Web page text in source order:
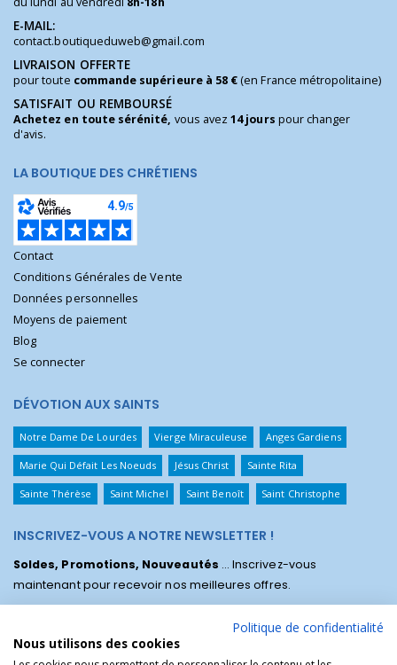
E-MAIL:
contact.boutiqueduweb@gmail.com
LIVRAISON OFFERTE
pour toute commande supérieure à 58 €(en France métropolitaine)
SATISFAIT OU REMBOURSÉ
Achetez en toute sérénité, vous avez14 jours pour changer
d'avis.
LA BOUTIQUE DES CHRÉTIENS
Contact
Conditions Générales de Vente
Données personnelles
Moyens de paiement
Blog
Se connecter
DÉVOTION AUX SAINTS
Notre Dame De Lourdes Vierge Miraculeuse Anges Gardiens
Marie Qui Défait Les Noeuds Jésus Christ Sainte Rita
Sainte Thérèse Saint Michel Saint Benoît Saint Christophe
INSCRIVEZ-VOUS A NOTRE NEWSLETTER !
Soldes, Promotions, Nouveautés ... Inscrivez-vous
maintenant pour recevoir nos meilleures offres.
Politique de confidentialité
Nous utilisons des cookies